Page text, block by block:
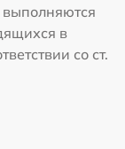
в
со ст.